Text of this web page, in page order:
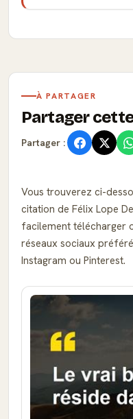
À PARTAGER
Partager
Partager :
Vous trouverez ci-
citation de Félix Lope
facilement télécharger
réseaux sociaux
Instagram ou Pinterest.